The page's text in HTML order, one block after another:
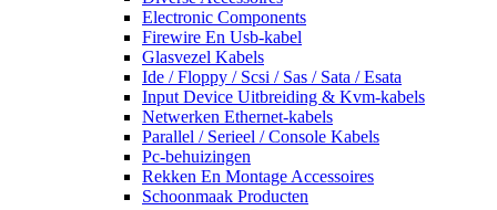
Electronic Components
Firewire En Usb-kabel
Glasvezel Kabels
Ide / Floppy / Scsi / Sas / Sata / Esata
Input Device Uitbreiding & Kvm-kabels
Netwerken Ethernet-kabels
Parallel / Serieel / Console Kabels
Pc-behuizingen
Rekken En Montage Accessoires
Schoonmaak Producten